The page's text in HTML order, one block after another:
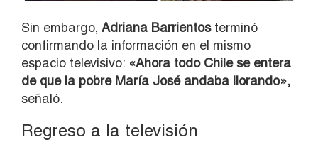
Sin embargo, Adriana Barrientosterminó
confirmando la información en el mismo
espacio televisivo: «Ahora todo Chile se entera
de que la pobre María José andaba llorando»,
señaló.
Regreso a la televisión